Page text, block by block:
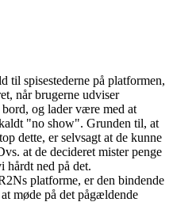
til spisestederne på platformen,
når brugerne udviser
og lader være med at
"no show". Grunden til, at
dette, er selvsagt at de kunne
at de decideret mister penge
hårdt ned på det.
platforme, er den bindende
møde på det pågældende